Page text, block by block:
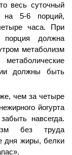
весь суточный
на 5-6 порций,
часа. При
должна
метаболизм
должны быть
чем за четыре
йогурта
навсегда.
без труда
дня жиры, белки